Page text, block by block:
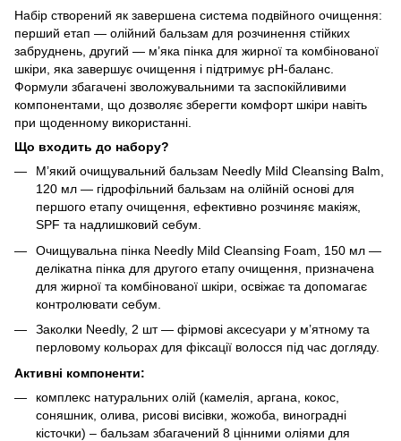
Набір створений як завершена система подвійного очищення:
перший етап — олійний бальзам для розчинення стійких
забруднень, другий — м’яка пінка для жирної та комбінованої
шкіри, яка завершує очищення і підтримує pH-баланс.
Формули збагачені зволожувальними та заспокійливими
компонентами, що дозволяє зберегти комфорт шкіри навіть
при щоденному використанні.
Що входить до набору?
М’який очищувальний бальзам Needly Mild Cleansing Balm,
120 мл — гідрофільний бальзам на олійній основі для
першого етапу очищення, ефективно розчиняє макіяж,
SPF та надлишковий себум.
Очищувальна пінка Needly Mild Cleansing Foam, 150 мл —
делікатна пінка для другого етапу очищення, призначена
для жирної та комбінованої шкіри, освіжає та допомагає
контролювати себум.
Заколки Needly, 2 шт — фірмові аксесуари у м’ятному та
перловому кольорах для фіксації волосся під час догляду.
Активні компоненти:
комплекс натуральних олій (камелія, аргана, кокос,
соняшник, олива, рисові висівки, жожоба, виноградні
кісточки) – бальзам збагачений 8 цінними оліями для